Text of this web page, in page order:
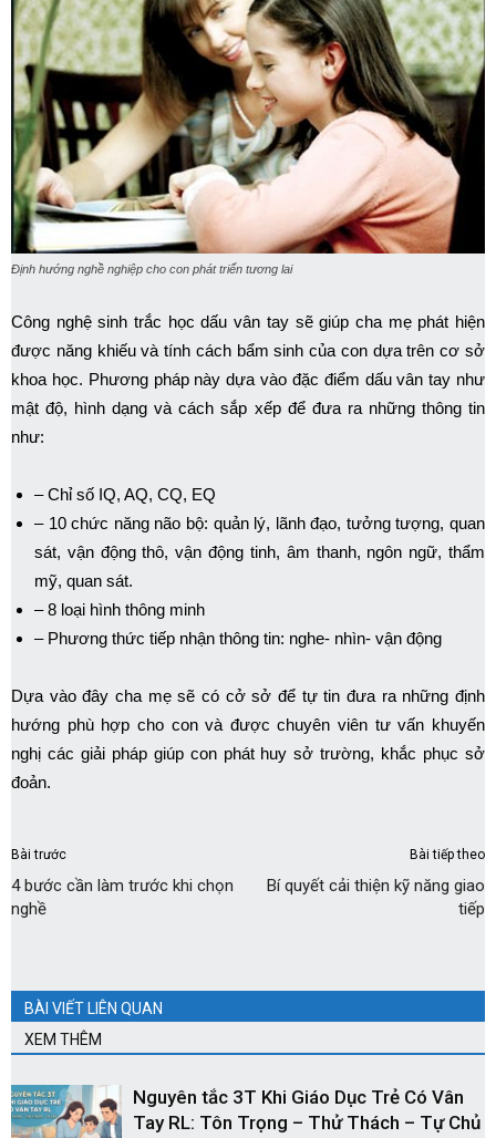
Định hướng nghề nghiệp cho con phát triển tương lai
Công nghệ sinh trắc học dấu vân tay sẽ giúp cha mẹ phát hiện
được năng khiếu và tính cách bẩm sinh của con dựa trên cơ sở
khoa học. Phương pháp này dựa vào đặc điểm dấu vân tay như
mật độ, hình dạng và cách sắp xếp để đưa ra những thông tin
như:
– Chỉ số IQ, AQ, CQ, EQ
– 10 chức năng não bộ: quản lý, lãnh đạo, tưởng tượng, quan
sát, vận động thô, vận động tinh, âm thanh, ngôn ngữ, thẩm
mỹ, quan sát.
– 8 loại hình thông minh
– Phương thức tiếp nhận thông tin: nghe- nhìn- vận động
Dựa vào đây cha mẹ sẽ có cở sở để tự tin đưa ra những định
hướng phù hợp cho con và được chuyên viên tư vấn khuyến
nghị các giải pháp giúp con phát huy sở trường, khắc phục sở
đoản.
Bài trước
4 bước cần làm trước khi chọn
nghề
Bài tiếp theo
Bí quyết cải thiện kỹ năng giao
tiếp
BÀI VIẾT LIÊN QUAN
XEM THÊM
Nguyên tắc 3T Khi Giáo Dục Trẻ Có Vân
Tay RL: Tôn Trọng – Thử Thách – Tự Chủ